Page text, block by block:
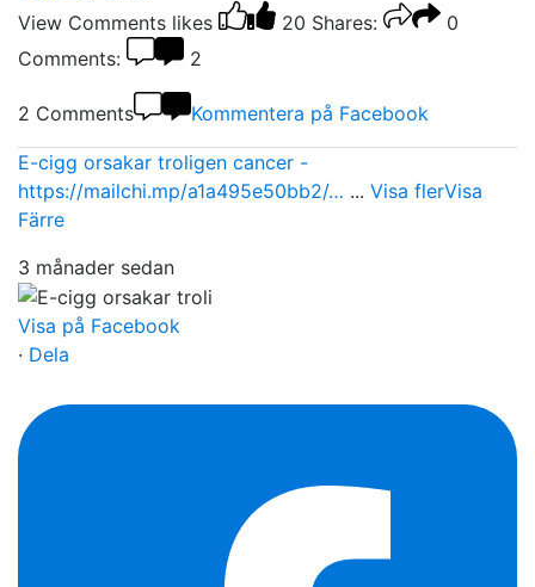
View Comments likes 20 Shares:
0
Comments:
2
2 Comments Kommentera på Facebook
E-cigg orsakar troligen cancer -
https://mailchi.mp/a1a495e50bb2/… ... Visa flerVisa
Färre
3 månader sedan
Visa på Facebook
· Dela